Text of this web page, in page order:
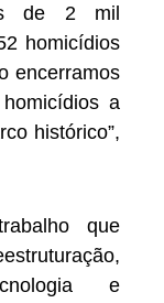
de 2 mil
homicídios
encerramos
a
histórico”,
que
e